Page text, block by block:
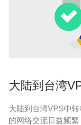
大陆到台湾
大陆到台湾VPS中转稳定的最
的网络交流日益频